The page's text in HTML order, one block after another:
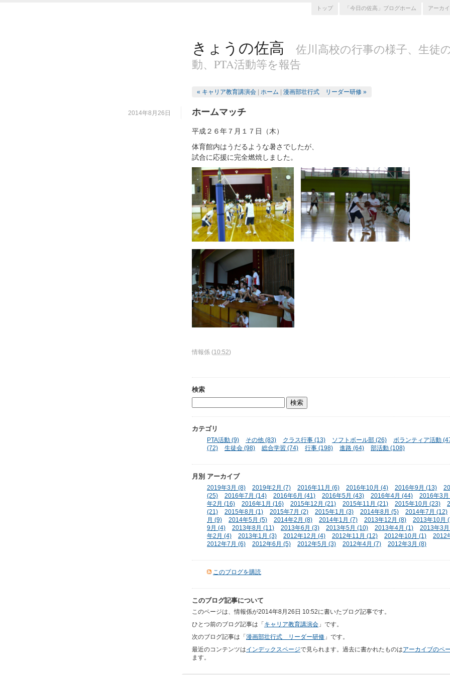
きょうの佐高
佐川高校の行事の様子、生徒
動、PTA活動等を報告
トップ 「今日の佐高」ブログホーム アーカ
« キャリア教育講演会 ホーム 漫画部壮行式 リーダー研修 »
2014年8月26日 ホームマッチ
平成２６年７月１７日（木）
体育館内はうだるような暑さでしたが、
試合に応援に完全燃焼しました。
情報係 (10:52)
検索
カテゴリ
PTA活動 (9) その他 (83) クラス行事 (13) ソフトボール部 (26)
ボランティア活動
(72)
生徒会 (98) 総合学習 (74) 行事 (198) 進路 (64) 部活動 (108)
月別 アーカイブ
2019年3月 (8) 2019年2月 (7) 2016年11月 (6) 2016年10月 (4) 2016年9月 (13)
(25)
2016年7月 (14) 2016年6月 (41) 2016年5月 (43) 2016年4月 (44)
2016年3
年2月 (16)
2016年1月 (16) 2015年12月 (21) 2015年11月 (21) 2015年10月 (23)
(21)
2015年8月 (1) 2015年7月 (2) 2015年1月 (3) 2014年8月 (5)
2014年7月 (12)
月 (9)
2014年5月 (5) 2014年2月 (8) 2014年1月 (7) 2013年12月 (8)
2013年10月
9月 (4)
2013年8月 (11) 2013年6月 (3) 2013年5月 (10) 2013年4月 (1)
2013年3
年2月 (4)
2013年1月 (3) 2012年12月 (4) 2012年11月 (12) 2012年10月 (1)
2012
2012年7月 (6)
2012年6月 (5) 2012年5月 (3) 2012年4月 (7) 2012年3月 (8)
このブログを購読
このブログ記事について
このページは、情報係が2014年8月26日 10:52に書いたブログ記事です。
ひとつ前のブログ記事は「 キャリア教育講演会 」です。
次のブログ記事は「 漫画部壮行式 リーダー研修 」です。
最近のコンテンツはインデックスページで見られます。過去に書かれたものはアーカイブのペ
ます。